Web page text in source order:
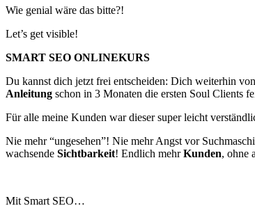
Wie genial wäre das bitte?!
Let’s get visible!
SMART SEO ONLINEKURS
Du kannst dich jetzt frei entscheiden: Dich weiterhin
Anleitung schon in 3 Monaten die ersten Soul Clients
Für alle meine Kunden war dieser super leicht
Nie mehr “ungesehen”! Nie mehr Angst vor
wachsende Sichtbarkeit! Endlich mehrKunden, ohne
Mit Smart SEO…